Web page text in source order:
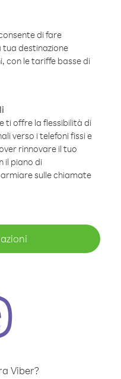
di fare
tua destinazione
con le tariffe basse di
ti offre la flessibilità di
verso i telefoni fissi e
rinnovare il tuo
il piano di
sulle chiamate
Viber?